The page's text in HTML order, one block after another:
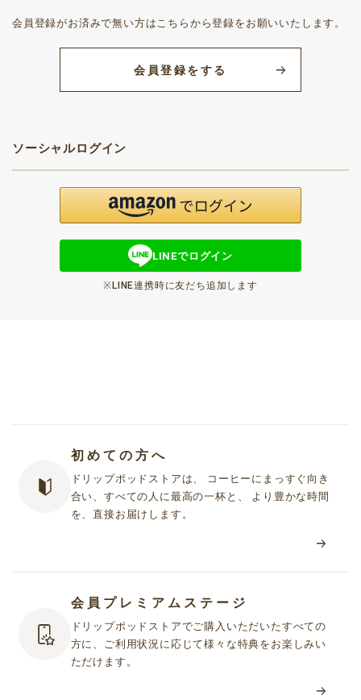
会員登録がお済みで無い方はこちらから登録をお願いいたします。
会員登録をする
ソーシャルログイン
LINEでログイン
※LINE連携時に友だち追加します
初めての方へ
ドリップポッドストアは、 コーヒーにまっすぐ向き
合い、すべての人に最高の一杯と、 より豊かな時間
を、直接お届けします。
会員プレミアムステージ
ドリップポッドストアでご購入いただいたすべての
方に、ご利用状況に応じて様々な特典をお楽しみい
ただけます。